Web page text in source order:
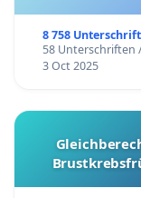
8 758
58 Unterschriften
3 Oct 2025